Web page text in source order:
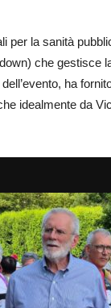
per la sanità
che gestisce
ha
idealmente da